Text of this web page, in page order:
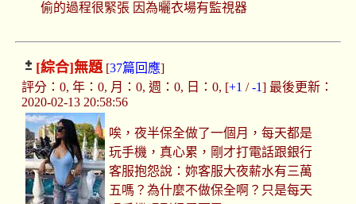
偷的過程很緊張 因為曬衣場有監視器
[綜合]無題[37篇回應]
評分：0, 年：0, 月：0, 週：0, 日：0, [+1 /-1] 最後更新：
2020-02-13 20:58:56
唉，夜半保全做了一個月，每天都是
玩手機，真心累，剛才打電話跟銀行
客服抱怨說：妳客服大夜薪水有三萬
五嗎？為什麼不做保全啊？只是每天